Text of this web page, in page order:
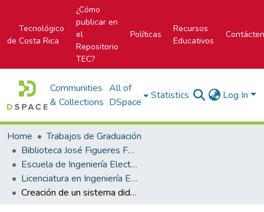
Tecnológico
de Costa Rica
¿Cómo
publicar en
el
Repositorio
TEC?
Políticas
Recursos
Educativos
Communities
& Collections
All of
DSpace
Statistics Log In
Home
Trabajos de Graduación
Biblioteca José Figueres Ferrer
Escuela de Ingeniería Electrónica
Licenciatura en Ingeniería Electrónica
Creación de un sistema didáctico e interactivo de control automático basado en el péndulo de Furuta.